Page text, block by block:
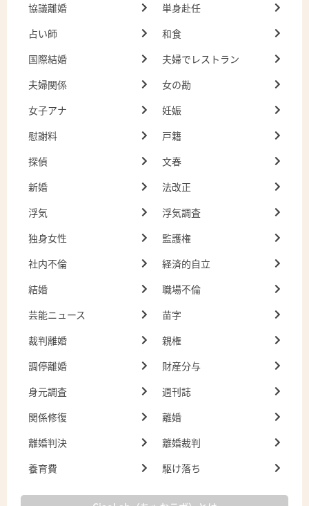
協議離婚
単身赴任
占い師
和食
国際結婚
夫婦でレストラン
夫婦関係
女の勘
女子アナ
妊娠
慰謝料
戸籍
探偵
文春
新婚
法改正
浮気
浮気調査
独身女性
監護権
社内不倫
経済的自立
結婚
職場不倫
芸能ニュース
苗字
裁判離婚
親権
調停離婚
財産分与
身元調査
週刊誌
関係修復
離婚
離婚判決
離婚裁判
養育費
駆け落ち